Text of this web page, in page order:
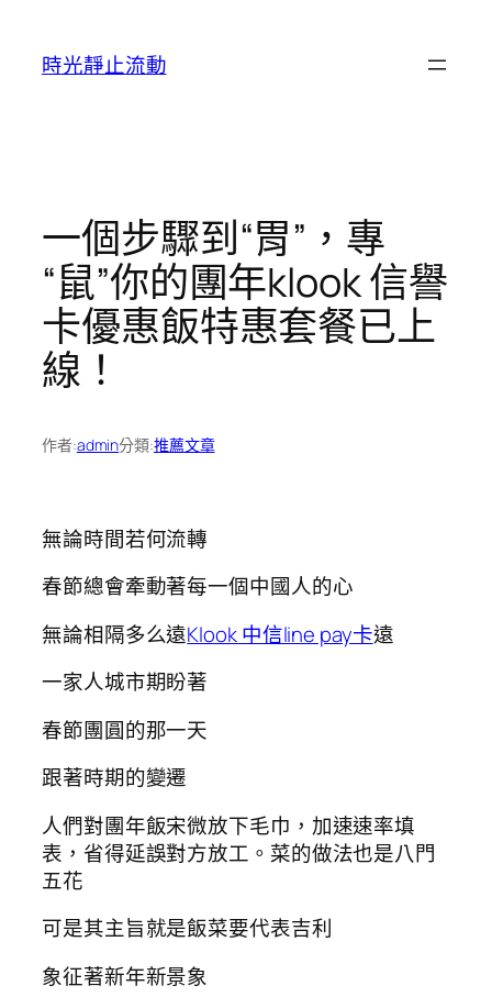
時光靜止流動
一個步驟到“胃”，專
“鼠”你的團年klook 信譽
卡優惠飯特惠套餐已上
線！
作者:admin分類:推薦文章
無論時間若何流轉
春節總會牽動著每一個中國人的心
無論相隔多么遠Klook 中信line pay卡遠
一家人城市期盼著
春節團圓的那一天
跟著時期的變遷
人們對團年飯宋微放下毛巾，加速速率填
表，省得延誤對方放工。菜的做法也是八門
五花
可是其主旨就是飯菜要代表吉利
象征著新年新景象